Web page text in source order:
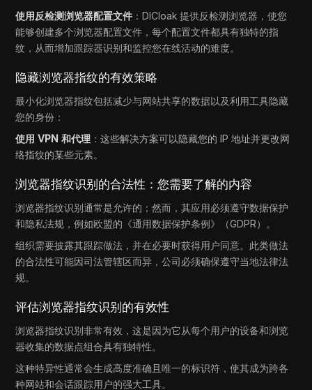
使用反检测浏览器配置文件 ：DICloak 提供反检测浏览器，使您
能够创建多个浏览器配置文件，每个配置文件都具有独特的指
纹，从而增加跟踪器识别和监控您在线活动的难度。
隐藏浏览器指纹的有效策略
最小化浏览器指纹包括减少与网站共享的数据以及利用工具隐藏
您的身份：
使用 VPN 和代理 ：这些解决方案可以隐藏您的 IP 地址并更改网
络指纹的某些元素。
浏览器指纹识别的合法性：您需要了解的内容
浏览器指纹识别通常是允许的；然而，其应用必须遵守数据保护
和隐私法规，例如欧盟的《通用数据保护条例》（GDPR）。
组织需要披露其跟踪做法，并在必要时获得用户同意。此类做法
的合法性可能因司法管辖区而异，公司必须确保遵守当地法律法
规。
评估浏览器指纹识别的有效性
浏览器指纹识别非常有效，这是因为它从每个用户的设备和浏览
器收集的数据点组合具有独特性。
这种特异性通常会生成高度准确且唯一的标识符，使其成为跨各
种网站和会话跟踪用户的强大工具。